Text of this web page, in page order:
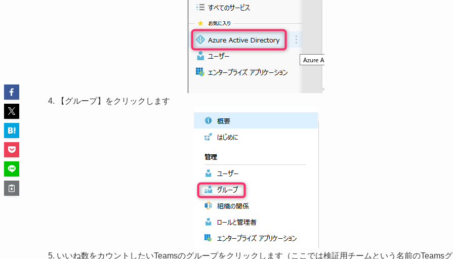
【グループ】をクリックします
いいね数をカウントしたいTeamsのグループをクリックします（ここでは検証用チームという名前のTeamsグ